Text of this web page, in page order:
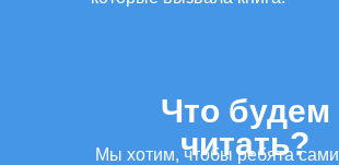
Мы хотим, чтобы ребята сами
Что будем
читать?